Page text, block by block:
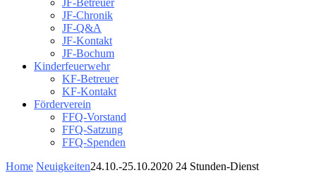
JF-Betreuer
JF-Chronik
JF-Q&A
JF-Kontakt
JF-Bochum
Kinderfeuerwehr
KF-Betreuer
KF-Kontakt
Förderverein
FFQ-Vorstand
FFQ-Satzung
FFQ-Spenden
Home Neuigkeiten24.10.-25.10.2020 24 Stunden-Dienst